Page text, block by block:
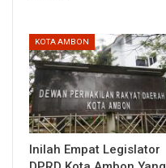
KOTA AMBON
Inilah Empat Legislator